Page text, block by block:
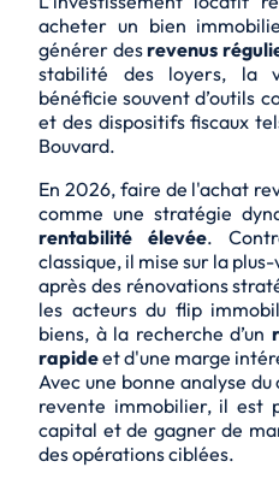
acheter un bien
générer desrevenus
stabilité des loyers, la
bénéficie souvent d’outils
et des dispositifs fiscaux
Bouvard.
En 2026, faire de l'achat
comme une stratégie
rentabilité élevée.
classique, il mise sur la plus-
après des rénovations
les acteurs du flip
biens, à la recherche d’un
rapideet d'une marge
Avec une bonne analyse
revente immobilier, il est
capital et de gagner de
des opérations ciblées.